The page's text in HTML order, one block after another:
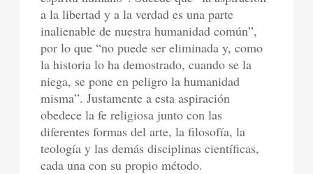
a la libertad y a la verdad es una parte
inalienable de nuestra humanidad común”,
por lo que “no puede ser eliminada y, como
la historia lo ha demostrado, cuando se la
niega, se pone en peligro la humanidad
misma”. Justamente a esta aspiración
obedece la fe religiosa junto con las
diferentes formas del arte, la filosofía, la
teología y las demás disciplinas científicas,
cada una con su propio método.